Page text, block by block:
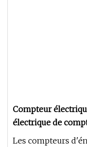
Compteur
électrique de
4p
Les compteurs